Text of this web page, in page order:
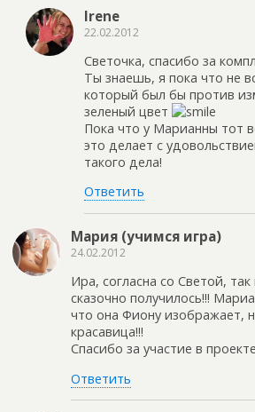
Irene
22.02.2012
Светочка, спасибо за
Ты знаешь, я пока что не
который был бы против
зеленый цвет
Пока что у Марианны тот
это делает с
такого дела!
Ответить
Мария (учимся игра)
24.02.2012
Ира, согласна со Светой,
сказочно получилось!!!
что она Фиону изображает,
красавица!!!
Спасибо за участие в
Ответить